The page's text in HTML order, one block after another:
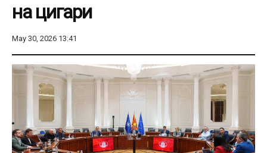
на цигари
May 30, 2026 13:41